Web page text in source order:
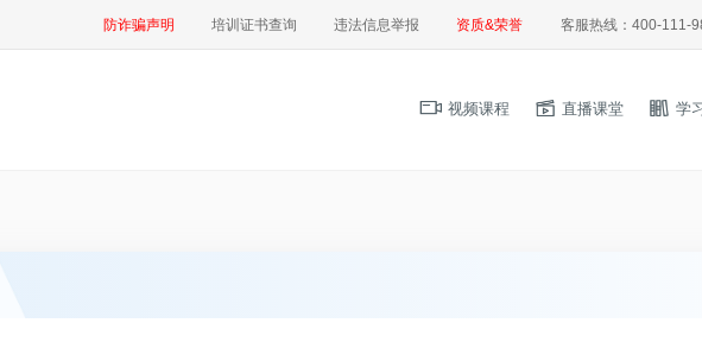
防诈骗声明 培训证书查询 违法信息举报 资质&荣誉 客服热线：400-111-
视频课程 直播课堂 学